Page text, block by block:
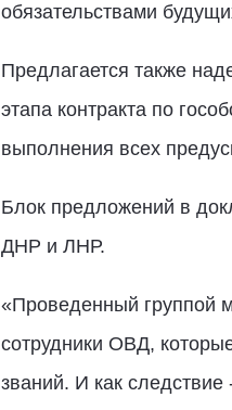
обязательствами
Предлагается также
этапа контракта по
выполнения всех
Блок предложений в
ДНР и ЛНР.
«Проведенный группой
сотрудники ОВД,
званий. И как